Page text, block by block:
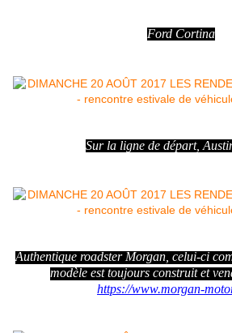
Ford Cortina
Sur la ligne de départ,
Authentique roadster Morgan, celui-ci
modèle est toujours construit et
https://www.morgan-